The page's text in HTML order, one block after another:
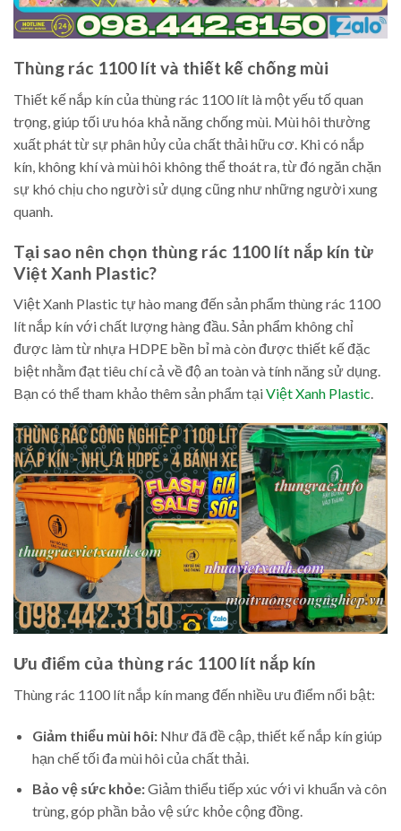
Thùng rác 1100 lít và thiết kế chống mùi
Thiết kế nắp kín của thùng rác 1100 lít là một yếu tố quan
trọng, giúp tối ưu hóa khả năng chống mùi. Mùi hôi thường
xuất phát từ sự phân hủy của chất thải hữu cơ. Khi có nắp
kín, không khí và mùi hôi không thể thoát ra, từ đó ngăn chặn
sự khó chịu cho người sử dụng cũng như những người xung
quanh.
Tại sao nên chọn thùng rác 1100 lít nắp kín từ
Việt Xanh Plastic?
Việt Xanh Plastic tự hào mang đến sản phẩm thùng rác 1100
lít nắp kín với chất lượng hàng đầu. Sản phẩm không chỉ
được làm từ nhựa HDPE bền bỉ mà còn được thiết kế đặc
biệt nhằm đạt tiêu chí cả về độ an toàn và tính năng sử dụng.
Bạn có thể tham khảo thêm sản phẩm tạiViệt Xanh Plastic.
Ưu điểm của thùng rác 1100 lít nắp kín
Thùng rác 1100 lít nắp kín mang đến nhiều ưu điểm nổi bật:
Giảm thiểu mùi hôi:Như đã đề cập, thiết kế nắp kín giúp
hạn chế tối đa mùi hôi của chất thải.
Bảo vệ sức khỏe:Giảm thiểu tiếp xúc với vi khuẩn và côn
trùng, góp phần bảo vệ sức khỏe cộng đồng.